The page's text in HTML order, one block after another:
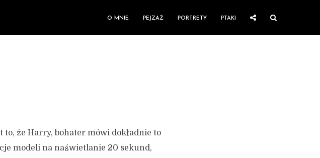
O MNIE PEJZAŻ PORTRETY PTAKI
że Harry, bohater mówi dokładnie to
modeli na naświetlanie 20 sekund,